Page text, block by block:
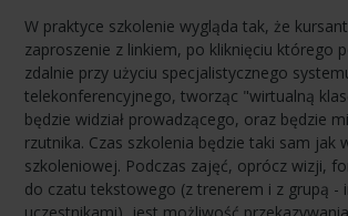
W praktyce szkolenie wygląda tak, że
zaproszenie z linkiem, po kliknięciu którego
zdalnie przy użyciu specjalistycznego
telekonferencyjnego, tworząc "wirtualną
będzie widział prowadzącego, oraz będzie
rzutnika. Czas szkolenia będzie taki sam jak
szkoleniowej. Podczas zajęć, oprócz wizji,
do czatu tekstowego (z trenerem i z grupą -